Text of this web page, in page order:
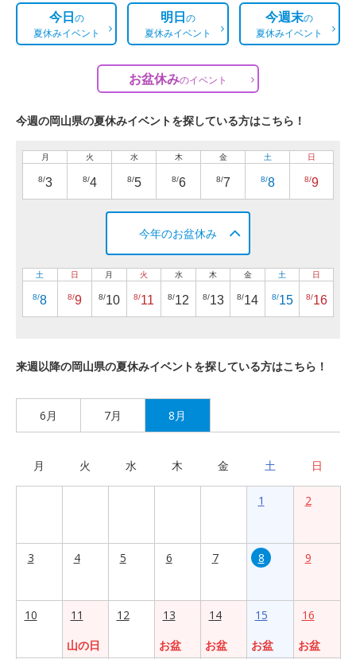
今日の
夏休みイベント
明日の
夏休みイベント
今週末の
夏休みイベント
お盆休みのイベント
今週の岡山県の夏休みイベントを探している方はこちら！
月
8/3
火
8/4
水
8/5
木
8/6
金
8/7
土
8/8
日
8/9
今年のお盆休み
土
8/8
日
8/9
月
8/10
火
8/11
水
8/12
木
8/13
金
8/14
土
8/15
日
8/16
来週以降の岡山県の夏休みイベントを探している方はこちら！
6月 7月 8月
月 火 水 木 金 土 日
1 2
3 4 5 6 7 8 9
10
11
山の日
12
13
お盆
14
お盆
15
お盆
16
お盆